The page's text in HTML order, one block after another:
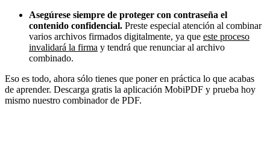
Asegúrese siempre de proteger con contraseña el
contenido confidencial. Preste especial atención al combinar
varios archivos firmados digitalmente, ya que este proceso
invalidará la firma y tendrá que renunciar al archivo
combinado.
Eso es todo, ahora sólo tienes que poner en práctica lo que acabas
de aprender. Descarga gratis la aplicación MobiPDF y prueba hoy
mismo nuestro combinador de PDF.